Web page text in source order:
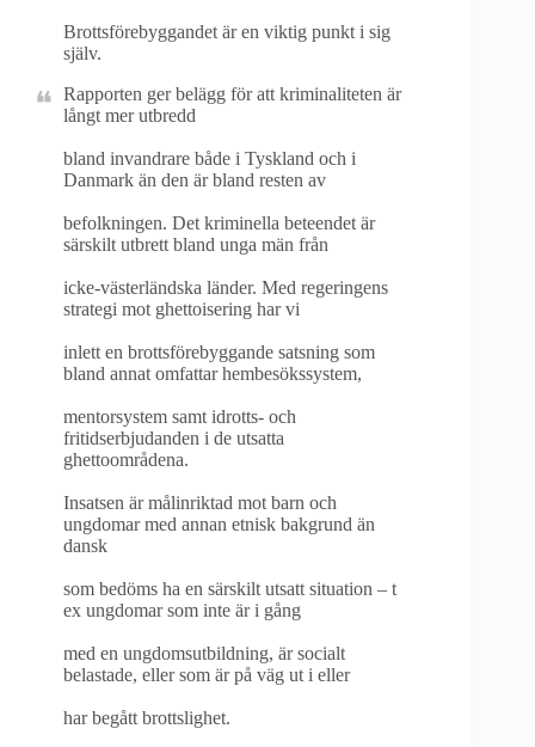
Brottsförebyggandet är en viktig punkt i sig
själv.
Rapporten ger belägg för att kriminaliteten är
långt mer utbredd
bland invandrare både i Tyskland och i
Danmark än den är bland resten av
befolkningen. Det kriminella beteendet är
särskilt utbrett bland unga män från
icke-västerländska länder. Med regeringens
strategi mot ghettoisering har vi
inlett en brottsförebyggande satsning som
bland annat omfattar hembesökssystem,
mentorsystem samt idrotts- och
fritidserbjudanden i de utsatta
ghettoområdena.
Insatsen är målinriktad mot barn och
ungdomar med annan etnisk bakgrund än
dansk
som bedöms ha en särskilt utsatt situation – t
ex ungdomar som inte är i gång
med en ungdomsutbildning, är socialt
belastade, eller som är på väg ut i eller
har begått brottslighet.